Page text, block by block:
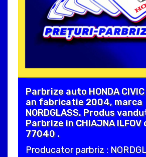
Parbrize auto HONDA
an fabricatie 2004, marca
NORDGLASS. Produs
Parbrize in CHIAJNA
77040 .
Producator parbriz :